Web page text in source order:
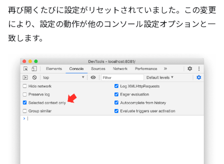
再び開くたびに設定がリセットされていました。この変更
により、設定の動作が他のコンソール設定オプションと一
致します。